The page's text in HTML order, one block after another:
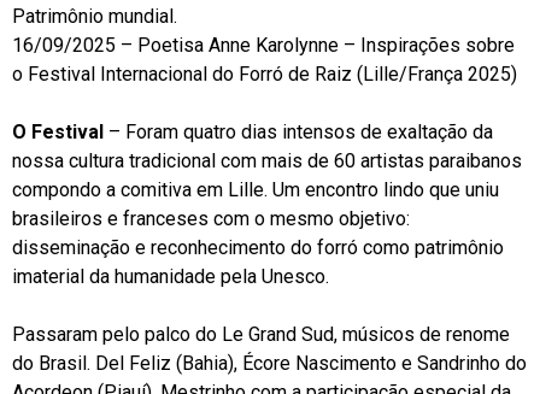
Patrimônio mundial.
16/09/2025 – Poetisa Anne Karolynne – Inspirações sobre
o Festival Internacional do Forró de Raiz (Lille/França 2025)
O Festival – Foram quatro dias intensos de exaltação da
nossa cultura tradicional com mais de 60 artistas paraibanos
compondo a comitiva em Lille. Um encontro lindo que uniu
brasileiros e franceses com o mesmo objetivo:
disseminação e reconhecimento do forró como patrimônio
imaterial da humanidade pela Unesco.
Passaram pelo palco do Le Grand Sud, músicos de renome
do Brasil. Del Feliz (Bahia), Écore Nascimento e Sandrinho do